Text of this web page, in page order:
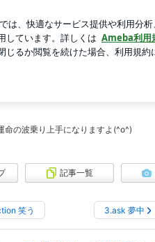
| 運命の波乗りブログ
変わったジュエリー
命の波乗り上手になりますよ(^o^)
記事一覧
笑う 3.ask 夢中